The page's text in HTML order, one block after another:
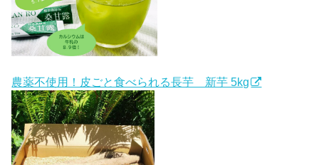
農薬不使用！皮ごと食べられる長芋 新芋 5kg